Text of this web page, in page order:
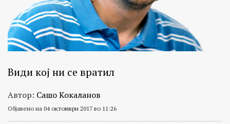
Види кој ни се вратил
Автор: Сашо Кокаланов
Објавено на 04 октомври 2017 во 11:26